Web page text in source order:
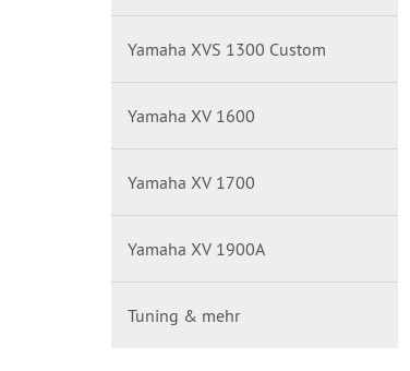
Yamaha XVS 1300 Custom
Yamaha XV 1600
Yamaha XV 1700
Yamaha XV 1900A
Tuning & mehr